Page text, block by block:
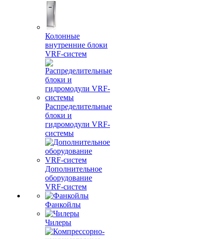
Колонные
внутренние блоки
VRF-систем
Распределительные
блоки и
гидромодули VRF-
системы
Дополнительное
оборудование
VRF-систем
Фанкойлы
Чилеры